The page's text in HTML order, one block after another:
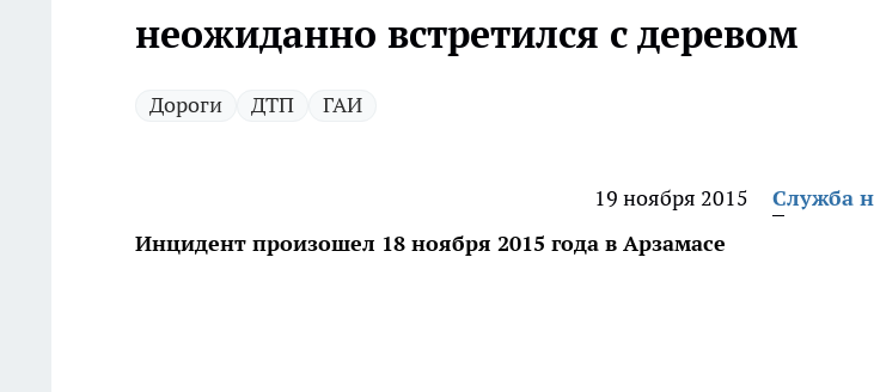
неожиданно встретился с деревом
Дороги ДТП ГАИ
19 ноября 2015
Служба
Инцидент произошел 18 ноября 2015 года в Арзамасе